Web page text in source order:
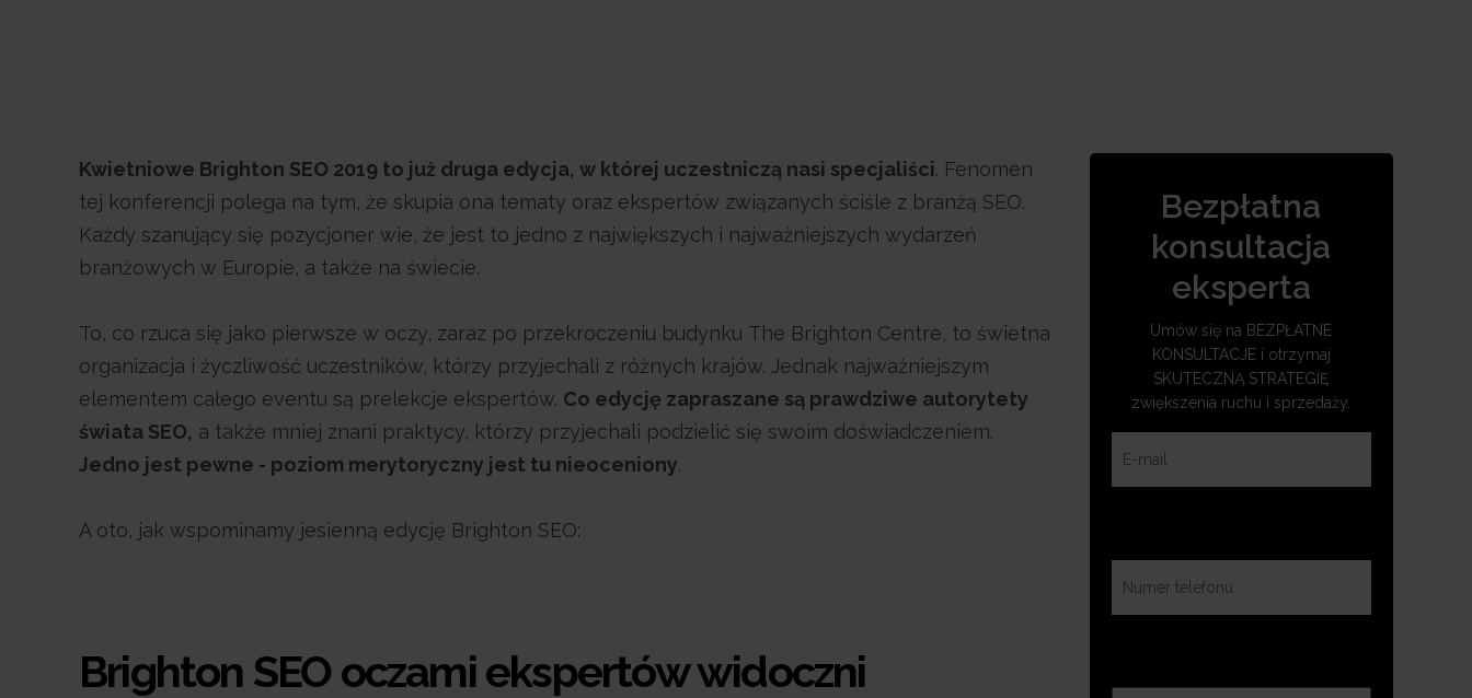
Kwietniowe Brighton SEO 2019 to już druga edycja, w której uczestniczą nasi specjaliści. Fenomen
tej konferencji polega na tym, że skupia ona tematy oraz ekspertów związanych ściśle z branżą SEO.
Każdy szanujący się pozycjoner wie, że jest to jedno z największych i najważniejszych wydarzeń
branżowych w Europie, a także na świecie.
To, co rzuca się jako pierwsze w oczy, zaraz po przekroczeniu budynku The Brighton Centre, to świetna
organizacja i życzliwość uczestników, którzy przyjechali z różnych krajów. Jednak najważniejszym
elementem całego eventu są prelekcje ekspertów. Co edycję zapraszane są prawdziwe autorytety
świata SEO, a także mniej znani praktycy, którzy przyjechali podzielić się swoim doświadczeniem.
Jedno jest pewne - poziom merytoryczny jest tu nieoceniony.
A oto, jak wspominamy jesienną edycję Brighton SEO:
Brighton SEO oczami ekspertów widoczni
Bezpłatna
konsultacja
eksperta
Umów się na BEZPŁATNE
KONSULTACJE i otrzymaj
SKUTECZNĄ STRATEGIĘ
zwiększenia ruchu i sprzedaży.